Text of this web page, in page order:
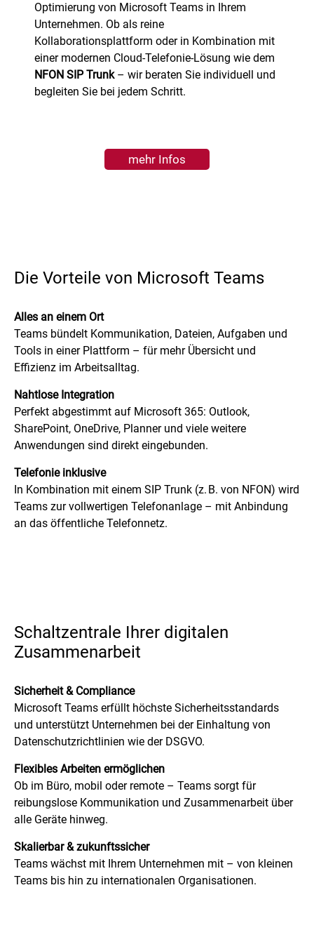
Optimierung von Microsoft Teams in Ihrem
Unternehmen. Ob als reine
Kollaborationsplattform oder in Kombination mit
einer modernen Cloud-Telefonie-Lösung wie dem
NFON SIP Trunk– wir beraten Sie individuell und
begleiten Sie bei jedem Schritt.
mehr Infos
Die Vorteile von Microsoft Teams
Alles an einem Ort
Teams bündelt Kommunikation, Dateien, Aufgaben und
Tools in einer Plattform – für mehr Übersicht und
Effizienz im Arbeitsalltag.
Nahtlose Integration
Perfekt abgestimmt auf Microsoft 365: Outlook,
SharePoint, OneDrive, Planner und viele weitere
Anwendungen sind direkt eingebunden.
Telefonie inklusive
In Kombination mit einem SIP Trunk (z. B. von NFON) wird
Teams zur vollwertigen Telefonanlage – mit Anbindung
an das öffentliche Telefonnetz.
Schaltzentrale Ihrer digitalen
Zusammenarbeit
Sicherheit & Compliance
Microsoft Teams erfüllt höchste Sicherheitsstandards
und unterstützt Unternehmen bei der Einhaltung von
Datenschutzrichtlinien wie der DSGVO.
Flexibles Arbeiten ermöglichen
Ob im Büro, mobil oder remote – Teams sorgt für
reibungslose Kommunikation und Zusammenarbeit über
alle Geräte hinweg.
Skalierbar & zukunftssicher
Teams wächst mit Ihrem Unternehmen mit – von kleinen
Teams bis hin zu internationalen Organisationen.